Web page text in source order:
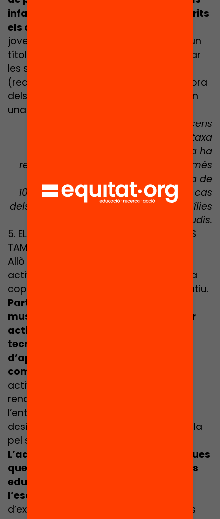
infants i els joves d’entorns desafavorits
els que més el pateixen.
joves continuïn estudiant fins a assolir un
títol postobligatori fa que puguin millorar
les seves condicions de vida futura
(reducció de l’atur, salaris més alts, millora
dels nivells de salut, etc.) i repercuteix en
una major fortalesa social.
Després d’una dècada de descens
continuat, els darrers anys la taxa
d’abandonament a Catalunya ha
repuntat: un 19% l’any 2019, entre les més
altes de la Unió Europea (mitjana de
10,2%). Aquesta taxa es duplica en el cas
dels joves estrangers i dels fills de famílies
amb nivells baixos d’estudis.
5. ELIMINEM LES DESIGUALTATS EDUCATIVES
TAMBÉ FORA DE L’ESCOLA
Allò que s’aprèn fora de l’escola en
activitats extraescolars o de lleure cada
cop és més important per a l’èxit educatiu.
Participar en casals d’estiu, visitar
museus, fer excursions, desenvolupar
activitats artístiques, esportives o
tecnològiques és una font
d’aprenentatge vital i d’enriquiment
competencial.
activitats depèn en gran mesura de la
renda familiar i de les oportunitats de
l’entorn. Això fa que es generin grans
desigualtats d’aprenentatge que l’escola
pel seu compte no pot compensar.
L’administració ha d’impulsar polítiques
que garanteixin l’accés a experiències
educativament riques dins i fora de
l’escola.
d’extraescolars compartit entre escoles